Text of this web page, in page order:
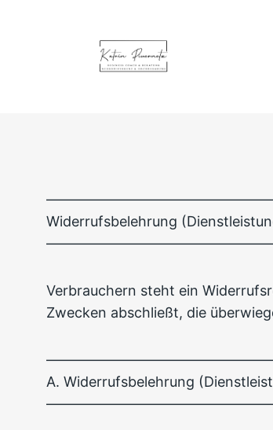
Widerrufsbelehrung
Verbrauchern steht ein
Zwecken abschließt, die
A. Widerrufsbelehrung